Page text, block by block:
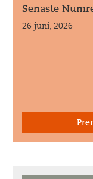
Senaste
26 juni, 2026